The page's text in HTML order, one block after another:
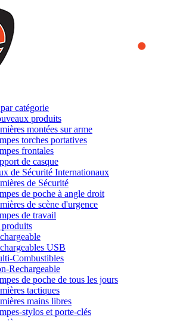
that we provide you the best experience
to browse this website, you accept
help us analyze how the website is used and
To learn more or to find out how
you can access our
catégorie
produits
montées sur arme
torches portatives
frontales
de casque
de Sécurité Internationaux
de Sécurité
de poche à angle droit
de scène d'urgence
de travail
produits
USB
Combustibles
Rechargeable
de poche de tous les jours
tactiques
mains libres
stylos et porte-clés